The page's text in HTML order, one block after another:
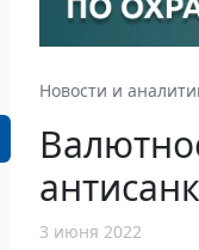
Новости и
3 июня 2022